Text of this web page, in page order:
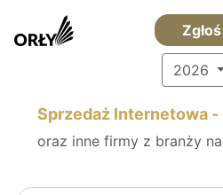
2026
Sprzedaż Internetowa
oraz inne firmy z branży